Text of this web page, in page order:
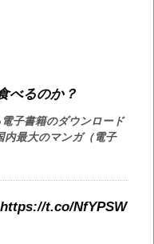
べるのか？
子書籍のダウンロード
内最大のマンガ（電子
https://t.co/NfYPSW